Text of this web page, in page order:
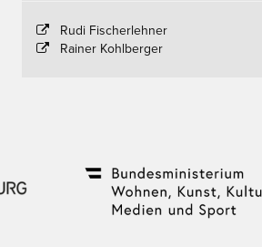
Rudi Fischerlehner
Rainer Kohlberger